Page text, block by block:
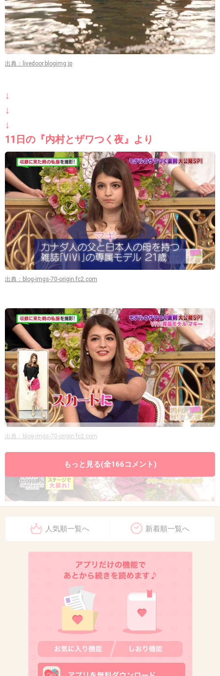
出典：livedoor.blogimg.jp
↓
↓
↓
11日の『内村とザワつく夜』より
出典：blog-imgs-70-origin.fc2.com
出典：blog-imgs-70-origin.fc2.com
出典：blog-imgs-70-origin.fc2.com
もっと見る(全166コメント)
人気順一覧へ 新着順一覧へ